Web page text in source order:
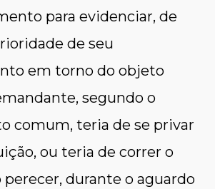
para evidenciar, de
de seu
em torno do objeto
segundo o
comum, teria de se privar
ou teria de correr o
perecer, durante o aguardo